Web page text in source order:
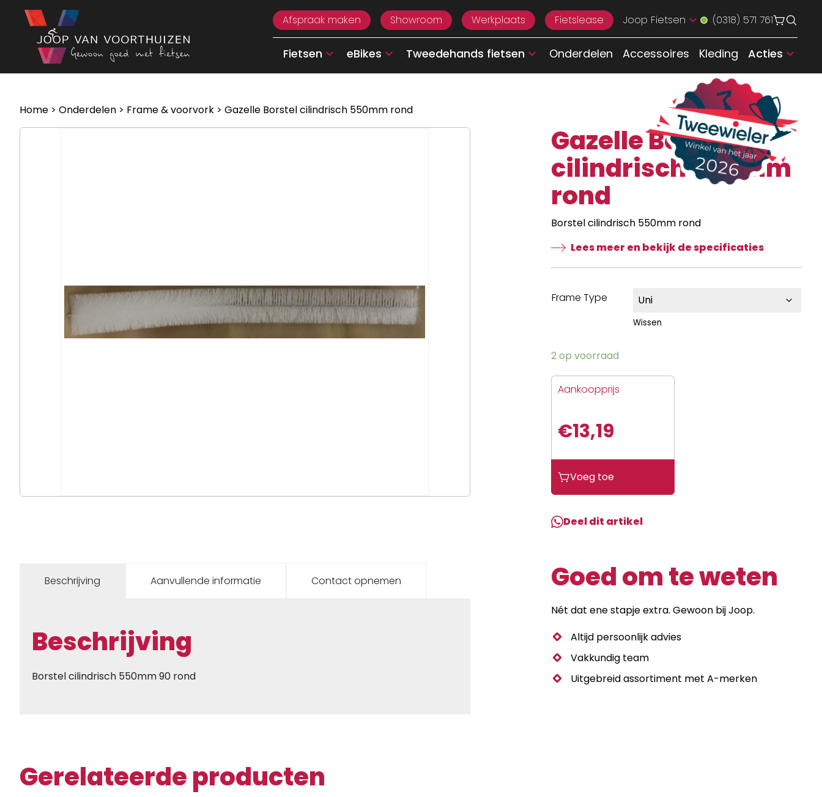
Ga naar de inhoud
Afspraak maken
Showroom Werkplaats Fietslease Joop Fietsen (0318) 571 761
Fietsen eBikes Tweedehands fietsen Onderdelen Accessoires Kleding Acties
Home > Onderdelen > Frame & voorvork > Gazelle Borstel cilindrisch 550mm rond
Gazelle Borstel
cilindrisch 550mm
rond
Borstel cilindrisch 550mm rond
Lees meer en bekijk de specificaties
Frame Type
Wissen
2 op voorraad
Aankoopprijs
€13,19
Voeg toe
Deel dit artikel
Beschrijving Aanvullende informatie Contact opnemen
Beschrijving
Borstel cilindrisch 550mm 90 rond
Goed om te weten
Nét dat ene stapje extra. Gewoon bij Joop.
Altijd persoonlijk advies
Vakkundig team
Uitgebreid assortiment met A-merken
Gerelateerde producten